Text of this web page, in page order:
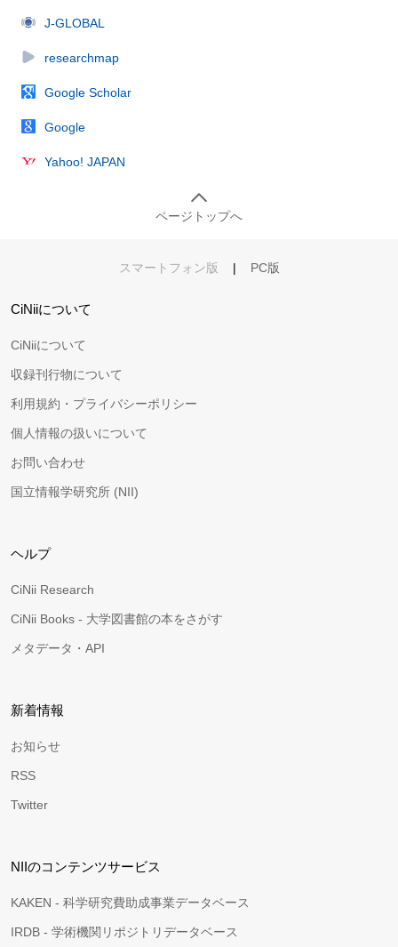
J-GLOBAL
researchmap
Google Scholar
Google
Yahoo! JAPAN
ページトップへ
スマートフォン版 | PC版
CiNiiについて
CiNiiについて
収録刊行物について
利用規約・プライバシーポリシー
個人情報の扱いについて
お問い合わせ
国立情報学研究所 (NII)
ヘルプ
CiNii Research
CiNii Books - 大学図書館の本をさがす
メタデータ・API
新着情報
お知らせ
RSS
Twitter
NIIのコンテンツサービス
KAKEN - 科学研究費助成事業データベース
IRDB - 学術機関リポジトリデータベース